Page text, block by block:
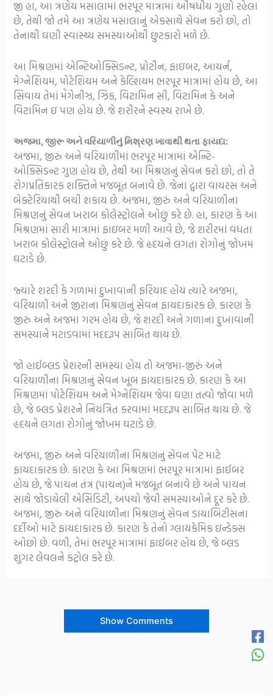
જી હા, આ ત્રણેય મસાલામાં ભરપૂર માત્રામાં ઔષધીય ગુણો રહેલા
છે, તેથી જો તમે આ ત્રણેય મસાલાનું એકસાથે સેવન કરો છો, તો
તેનાથી ઘણી સ્વાસ્થ્ય સમસ્યાઓથી છુટકારો મળે છે.
આ મિશ્રણમાં એન્ટિઓક્સિડન્ટ, પ્રોટીન, ફાઇબર, આયર્ન,
મેગ્નેશિયમ, પોટેશિયમ અને કેલ્શિયમ ભરપૂર માત્રામાં હોય છે, આ
સિવાય તેમાં મેંગેનીઝ, ઝિંક, વિટામિન સી, વિટામિન કે અને
વિટામિન ઇ પણ હોય છે. જે શરીરને સ્વસ્થ રાખે છે.
અજમા, જીરૂ અને વરિયાળીનું મિશ્રણ ખાવાથી થતા ફાયદા:
અજમા, જીરું અને વરિયાળીમાં ભરપૂર માત્રામાં એન્ટિ-
ઓક્સિડન્ટ ગુણ હોય છે, તેથી આ મિશ્રણનું સેવન કરો છો, તો તે
રોગપ્રતિકારક શક્તિને મજબૂત બનાવે છે. જેના દ્વારા વાયરસ અને
બેક્ટેરિયાથી બચી શકાય છે. અજમા, જીરું અને વરિયાળીના
મિશ્રણનું સેવન ખરાબ કોલેસ્ટ્રોલને ઓછું કરે છે. હા, કારણ કે આ
મિશ્રણમાં સારી માત્રામાં ફાઇબર મળી આવે છે, જે શરીરમાં વધતા
ખરાબ કોલેસ્ટ્રોલને ઓછું કરે છે. જે હૃદયને લગતા રોગોનું જોખમ
ઘટાડે છે.
જ્યારે શરદી કે ગળામાં દુખાવાની ફરિયાદ હોય ત્યારે અજમા,
વરિયાળી અને જીરાના મિશ્રણનું સેવન ફાયદાકારક છે. કારણ કે
જીરું અને અજમા ગરમ હોય છે, જે શરદી અને ગળાના દુખાવાની
સમસ્યાને મટાડવામાં મદદરૂપ સાબિત થાય છે.
જો હાઈબ્લડ પ્રેશરની સમસ્યા હોય તો અજમા-જીરું અને
વરિયાળીના મિશ્રણનું સેવન ખૂબ ફાયદાકારક છે. કારણ કે આ
મિશ્રણમાં પોટેશિયમ અને મેગ્નેશિયમ જેવા ઘણા તત્વો જોવા મળે
છે, જે બ્લડ પ્રેશરને નિયંત્રિત કરવામાં મદદરૂપ સાબિત થાય છે. જે
હૃદયને લગતા રોગોનું જોખમ ઘટાડે છે.
અજમા, જીરું અને વરિયાળીના મિશ્રણનું સેવન પેટ માટે
ફાયદાકારક છે. કારણ કે આ મિશ્રણમાં ભરપૂર માત્રામાં ફાઈબર
હોય છે, જે પાચન તંત્ર (પાચન)ને મજબૂત બનાવે છે અને પાચન
સાથે જોડાયેલી એસિડિટી, અપચો જેવી સમસ્યાઓને દૂર કરે છે.
અજમા, જીરું અને વરિયાળીના મિશ્રણનું સેવન ડાયાબિટીસના
દર્દીઓ માટે ફાયદાકારક છે. કારણ કે તેનો ગ્લાયકેમિક ઇન્ડેક્સ
ઓછો છે. વળી, તેમાં ભરપૂર માત્રામાં ફાઈબર હોય છે, જે બ્લડ
શુગર લેવલને કંટ્રોલ કરે છે.
Show Comments